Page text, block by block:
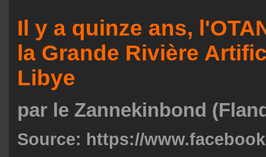
Il y a quinze ans,
la Grande Rivière
Libye
par le Zannekinbond
Source: https://